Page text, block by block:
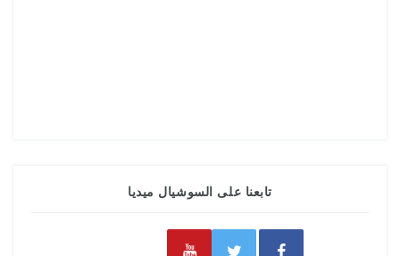
تابعنا على السوشيال ميديا